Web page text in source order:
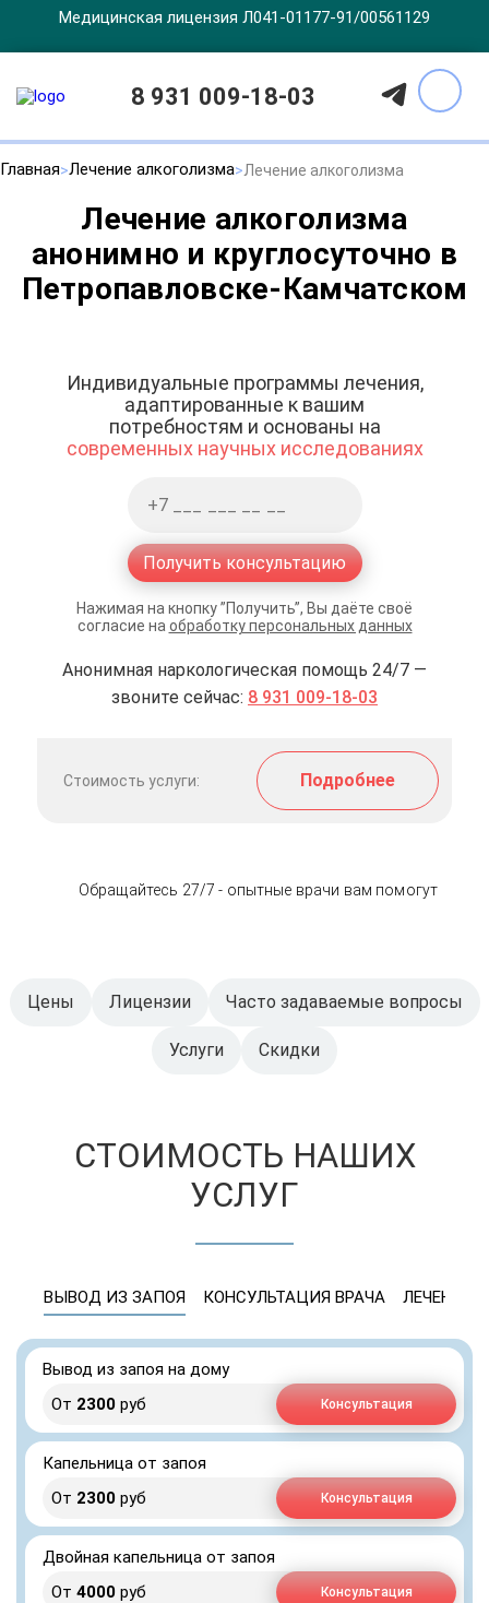
Медицинская лицензия Л041-01177-91/00561129
8 931 009-18-03
Главная Лечение алкоголизма Лечение алкоголизма
Лечение алкоголизма
анонимно и круглосуточно в
Петропавловске-Камчатском
Индивидуальные программы лечения,
адаптированные к вашим
потребностям и основаны на
современных научных исследованиях
Получить консультацию
Нажимая на кнопку ”Получить”, Вы даёте своё
согласие на обработку персональных данных
Анонимная наркологическая помощь 24/7 —
звоните сейчас: 8 931 009-18-03
Стоимость услуги: Подробнее
Обращайтесь 27/7 - опытные врачи вам помогут
Цены Лицензии Часто задаваемые вопросы
Услуги Скидки
СТОИМОСТЬ НАШИХ
УСЛУГ
ВЫВОД ИЗ ЗАПОЯ КОНСУЛЬТАЦИЯ ВРАЧА ЛЕЧЕНИЕ
Вывод из запоя на дому
От 2300 руб Консультация
Капельница от запоя
От 2300 руб Консультация
Двойная капельница от запоя
От 4000 руб Консультация